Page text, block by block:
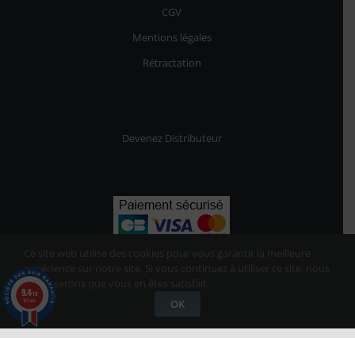
CGV
Mentions légales
Rétractation
Devenez Distributeur
Ce site web utilise des cookies pour vous garantir la meilleure
expérience sur notre site. Si vous continuez à utiliser ce site, nous
supposerons que vous en êtes satisfait.
OK
9.4/10
142 avis